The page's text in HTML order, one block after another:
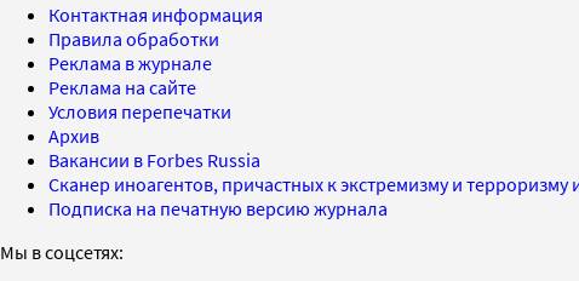
Контактная информация
Правила обработки
Реклама в журнале
Реклама на сайте
Условия перепечатки
Архив
Вакансии в Forbes Russia
Сканер иноагентов, причастных к экстремизму и
Подписка на печатную версию журнала
Мы в соцсетях: